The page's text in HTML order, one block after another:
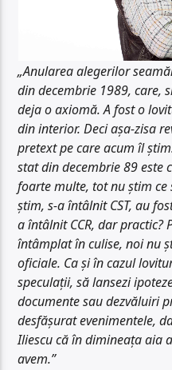
„Anularea alegerilor
din decembrie 1989, care,
deja o axiomă. A fost o
din interior. Deci așa-zisa
pretext pe care acum îl
stat din decembrie 89 este
foarte multe, tot nu știm
știm, s-a întâlnit CST, au
a întâlnit CCR, dar practic?
întâmplat în culise, noi nu
oficiale. Ca și în cazul
speculații, să lansezi
documente sau dezvăluiri
desfășurat evenimentele,
Iliescu că în dimineața aia
avem.”